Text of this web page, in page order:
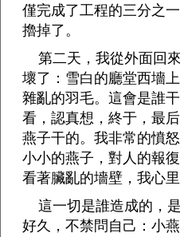
僅完成了工程的三分之
擼掉了。
第二天，我從外面回
壞了：雪白的廳堂西墻
雜亂的羽毛。這會是誰
看，認真想，終于，最
燕子干的。我非常的憤
小小的燕子，對人的報
看著臟亂的墻壁，我心
這一切是誰造成的，
好久，不禁問自己：小